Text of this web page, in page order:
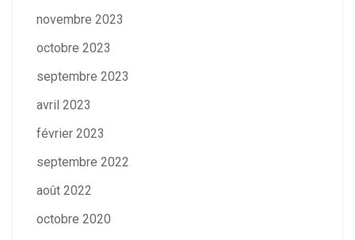
novembre 2023
octobre 2023
septembre 2023
avril 2023
février 2023
septembre 2022
août 2022
octobre 2020